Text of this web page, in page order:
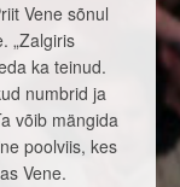
Vene sõnul
„Zalgiris
ka teinud.
numbrid ja
võib mängida
poolviis, kes
Vene.